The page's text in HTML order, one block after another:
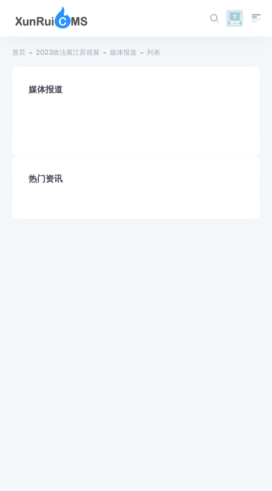
首页 2023政法展江苏巡展 媒体报道 列表
媒体报道
热门资讯